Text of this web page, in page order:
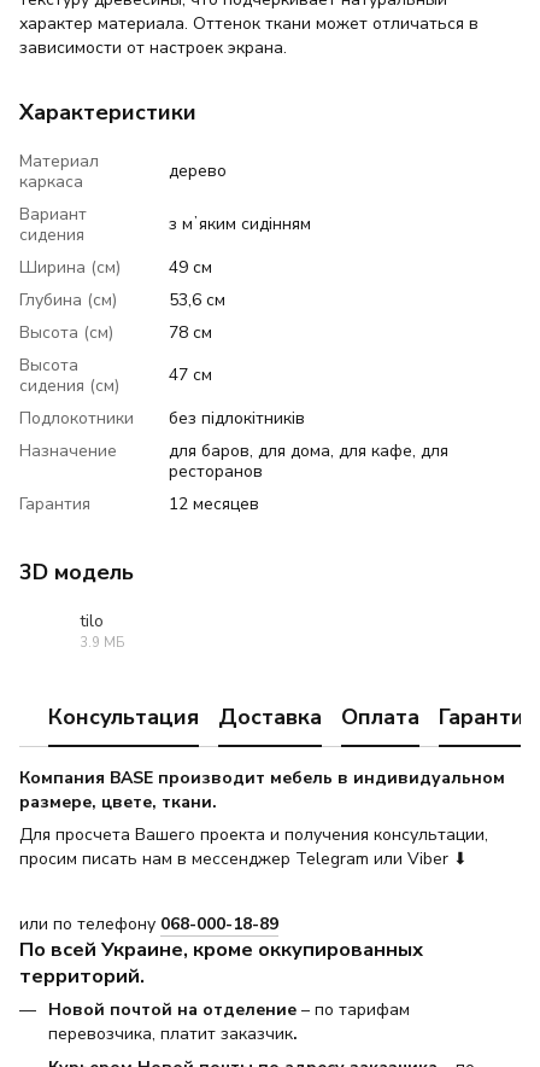
характер материала. Оттенок ткани может отличаться в
зависимости от настроек экрана.
Характеристики
Материал
каркаса
дерево
Вариант
сидения
з мʼяким сидінням
Ширина (см)
49 см
Глубина (см)
53,6 см
Высота (см)
78 см
Высота
сидения (см)
47 см
Подлокотники
без підлокітників
Назначение
для баров, для дома, для кафе, для
ресторанов
Гарантия
12 месяцев
3D модель
tilo
3.9 МБ
Консультация Доставка Оплата Гарантия
Компания BASE производит мебель в индивидуальном
размере, цвете, ткани.
Для просчета Вашего проекта и получения консультации,
просим писать нам в мессенджер Telegram или Viber ⬇
или по телефону 068-000-18-89
По всей Украине, кроме оккупированных
территорий.
Новой почтой на отделение – по тарифам
перевозчика, платит заказчик.